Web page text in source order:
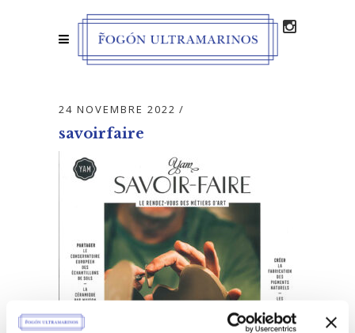
24 NOVEMBRE 2022
savoirfaire